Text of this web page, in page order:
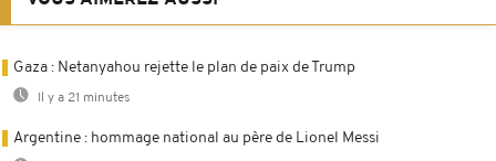
Gaza : Netanyahou rejette le plan de paix de Trump
Il y a 21 minutes
Argentine : hommage national au père de Lionel Messi